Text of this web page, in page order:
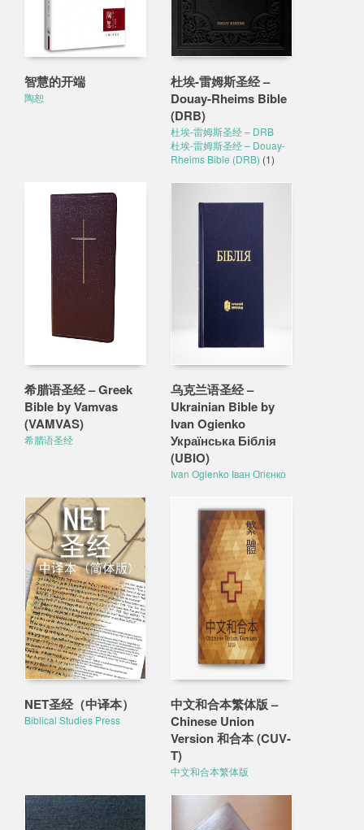
智慧的开端
陶恕
杜埃-雷姆斯圣经 –
Douay-Rheims Bible
(DRB)
杜埃-雷姆斯圣经 – DRB
杜埃-雷姆斯圣经 – Douay-
Rheims Bible (DRB) (1)
希腊语圣经 – Greek
Bible by Vamvas
(VAMVAS)
希腊语圣经
乌克兰语圣经 –
Ukrainian Bible by
Ivan Ogienko
Українська Біблія
(UBIO)
Ivan Ogienko Іван Огієнко
NET圣经（中译本）
Biblical Studies Press
中文和合本繁体版 –
Chinese Union
Version 和合本 (CUV-
T)
中文和合本繁体版